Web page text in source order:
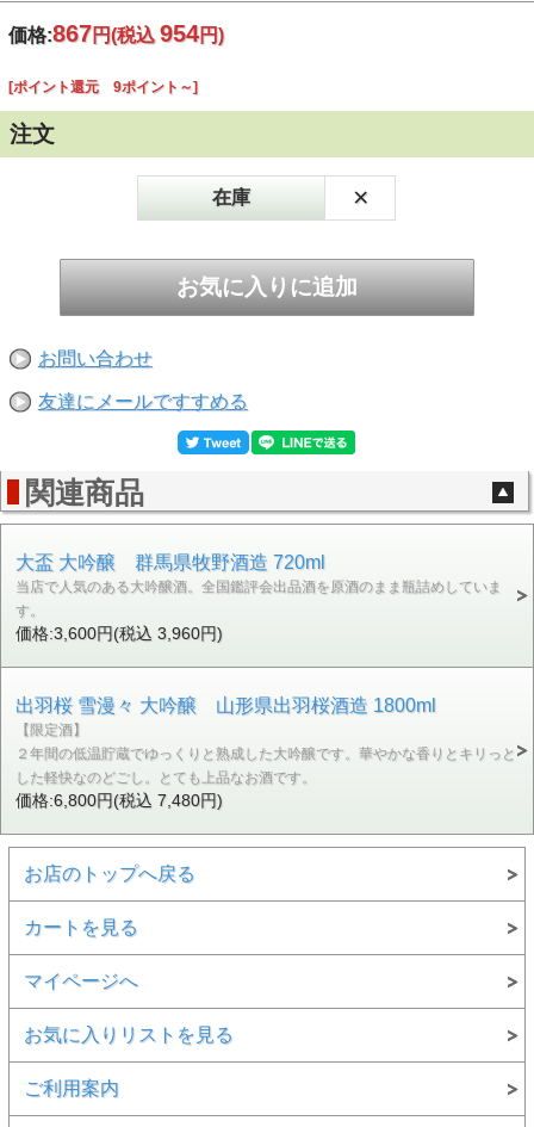
価格:867円(税込 954円)
[ポイント還元 9ポイント～]
注文
在庫 ×
お問い合わせ
友達にメールですすめる
関連商品
大盃 大吟醸 群馬県牧野酒造 720ml
当店で人気のある大吟醸酒。全国鑑評会出品酒を原酒のまま瓶詰めしていま
す。
価格:3,600円(税込 3,960円)
出羽桜 雪漫々 大吟醸 山形県出羽桜酒造 1800ml
【限定酒】
２年間の低温貯蔵でゆっくりと熟成した大吟醸です。華やかな香りとキリっと
した軽快なのどごし。とても上品なお酒です。
価格:6,800円(税込 7,480円)
お店のトップへ戻る
カートを見る
マイページへ
お気に入りリストを見る
ご利用案内